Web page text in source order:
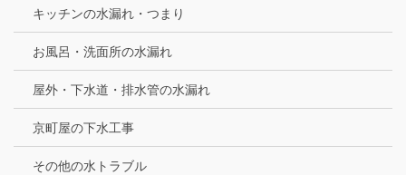
キッチンの水漏れ・つまり
お風呂・洗面所の水漏れ
屋外・下水道・排水管の水漏れ
京町屋の下水工事
その他の水トラブル